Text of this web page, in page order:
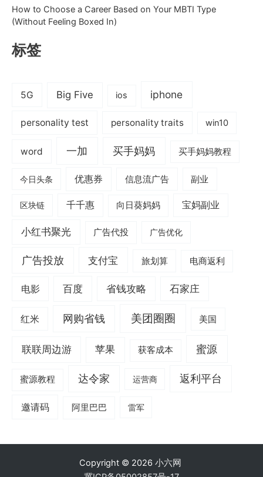
How to Choose a Career Based on Your MBTI Type
(Without Feeling Boxed In)
标签
5G Big Five ios iphone
personality test personality traits win10
word 一加 买手妈妈 买手妈妈教程
今日头条 优惠券 信息流广告 副业
区块链 千千惠 向日葵妈妈 宝妈副业
小红书聚光 广告代投 广告优化
广告投放 支付宝 旅划算 电商返利
电影 百度 省钱攻略 石家庄
红米 网购省钱 美团圈圈 美国
联联周边游 苹果 获客成本 蜜源
蜜源教程 达令家 运营商 返利平台
邀请码 阿里巴巴 雷军
Copyright © 2026 小六网